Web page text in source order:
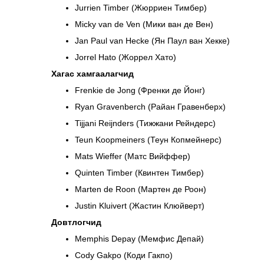
Jurrien Timber (Жюрриен Тимбер)
Micky van de Ven (Мики ван де Вен)
Jan Paul van Hecke (Ян Паул ван Хекке)
Jorrel Hato (Жоррел Хато)
Хагас хамгаалагчид
Frenkie de Jong (Френки де Йонг)
Ryan Gravenberch (Райан Гравенберх)
Tijjani Reijnders (Тижжани Рейндерс)
Teun Koopmeiners (Теун Копмейнерс)
Mats Wieffer (Матс Вийффер)
Quinten Timber (Квинтен Тимбер)
Marten de Roon (Мартен де Роон)
Justin Kluivert (Жастин Клюйверт)
Довтлогчид
Memphis Depay (Мемфис Депай)
Cody Gakpo (Коди Гакпо)